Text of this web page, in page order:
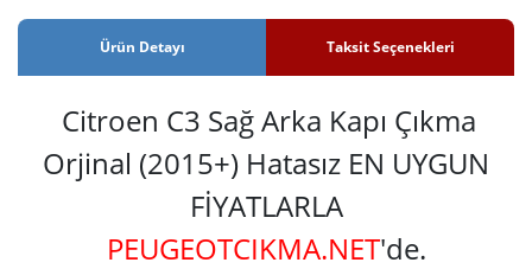
Ürün Detayı Taksit Seçenekleri
Citroen C3 Sağ Arka Kapı Çıkma
Orjinal (2015+) Hatasız EN UYGUN
FİYATLARLA
PEUGEOTCIKMA.NET'de.